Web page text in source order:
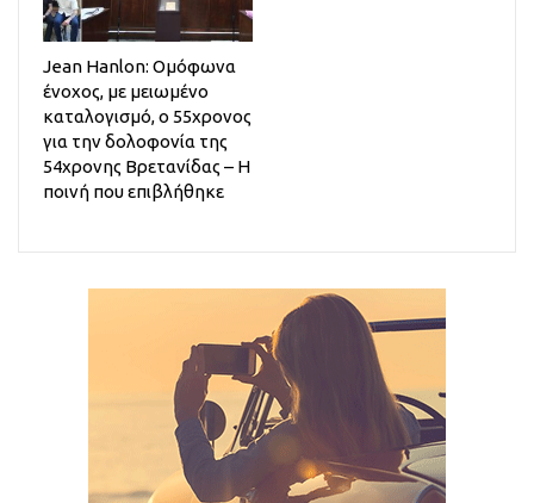
Jean Hanlon: Ομόφωνα
ένοχος, με μειωμένο
καταλογισμό, ο 55χρονος
για την δολοφονία της
54χρονης Βρετανίδας – Η
ποινή που επιβλήθηκε